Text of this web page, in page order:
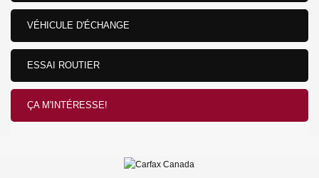
VÉHICULE D'ÉCHANGE
ESSAI ROUTIER
ÇA M'INTÉRESSE!